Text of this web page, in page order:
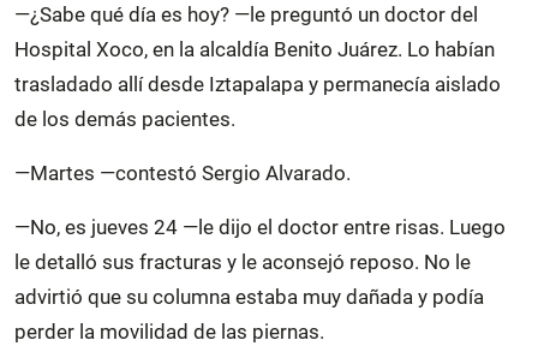
—¿Sabe qué día es hoy? —le preguntó un doctor del
Hospital Xoco, en la alcaldía Benito Juárez. Lo habían
trasladado allí desde Iztapalapa y permanecía aislado
de los demás pacientes.
—Martes —contestó Sergio Alvarado.
—No, es jueves 24 —le dijo el doctor entre risas. Luego
le detalló sus fracturas y le aconsejó reposo. No le
advirtió que su columna estaba muy dañada y podía
perder la movilidad de las piernas.